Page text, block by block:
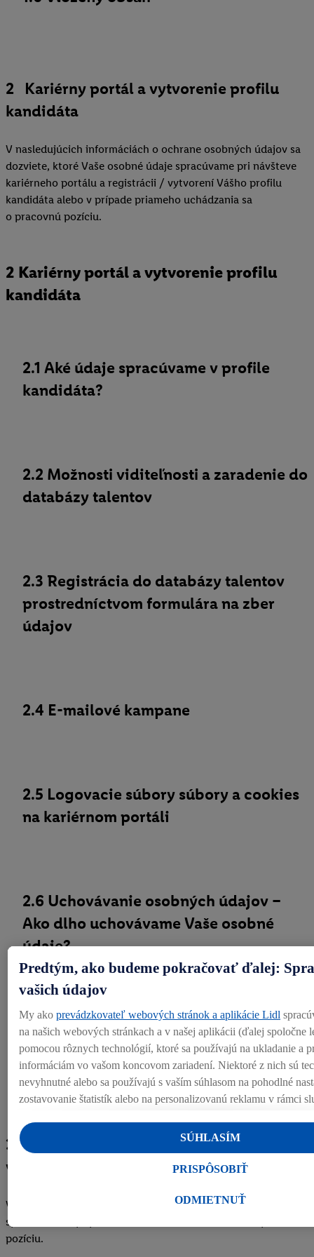
2 Kariérny portál a vytvorenie profilu
kandidáta
V nasledujúcich informáciách o ochrane osobných údajov sa
dozviete, ktoré Vaše osobné údaje spracúvame pri návšteve
kariérneho portálu a registrácii / vytvorení Vášho profilu
kandidáta alebo v prípade priameho uchádzania sa
o pracovnú pozíciu.
2 Kariérny portál a vytvorenie profilu
kandidáta
2.1 Aké údaje spracúvame v profile
kandidáta?
2.2 Možnosti viditeľnosti a zaradenie do
databázy talentov
2.3 Registrácia do databázy talentov
prostredníctvom formulára na zber
údajov
2.4 E-mailové kampane
2.5 Logovacie súbory súbory a cookies
na kariérnom portáli
2.6 Uchovávanie osobných údajov –
Ako dlho uchovávame Vaše osobné
údaje?
2.7 Ste povinný poskytnúť nám Vaše
osobné údaje?
3 Spracúvanie údajov v súvislosti s
výberovým procesom
V nasledujúcej časti Vám vysvetlíme, ktoré Vaše údaje
spracúvame v prípade, že sa uchádzate o konkrétnu pracovnú
pozíciu.
Predtým, ako budeme pokračovať ďalej:
vašich údajov
My ako prevádzkovateľ webových stránok a aplikácie Lidl
na našich webových stránkach a v našej aplikácii (ďalej
pomocou rôznych technológií, ktoré sa používajú na ukladanie a
informáciám vo vašom koncovom zariadení. Niektoré z nich sú
nevyhnutné alebo sa používajú s vaším súhlasom na pohodlné
zostavovanie štatistík alebo na personalizovanú reklamu v rámci
vášho nákupného správania v obchode.
Ak tu udelíte svoj súhlas na účely personalizovanej reklamy a
účet Lidl Plus alebo sa prihlásite do svojho existujúceho účtu Lidl
adresy, ktorú tam uvediete, aby sme vás mohli rozpoznať v
tento účel môže byť vaša zaheslovaná e-mailová adresa zlúčená
ODMIETNUŤ
PRISPÔSOBIŤ
SÚHLASÍM